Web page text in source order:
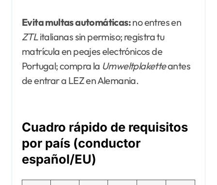
Evita multas automáticas:no entres en
ZTLitalianas sin permiso; registra tu
matrícula en peajes electrónicos de
Portugal; compra la Umweltplaketteantes
de entrar a LEZ en Alemania.
Cuadro rápido de requisitos
por país (conductor
español/EU)